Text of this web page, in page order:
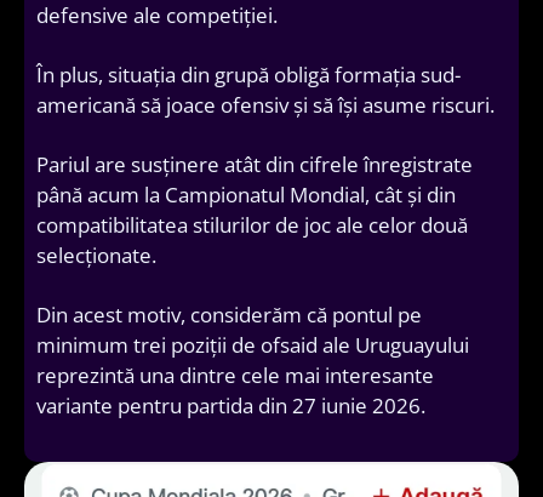
defensive ale competiției.
În plus, situația din grupă obligă formația sud-
americană să joace ofensiv și să își asume riscuri.
Pariul are susținere atât din cifrele înregistrate
până acum la Campionatul Mondial, cât și din
compatibilitatea stilurilor de joc ale celor două
selecționate.
Din acest motiv, considerăm că pontul pe
minimum trei poziții de ofsaid ale Uruguayului
reprezintă una dintre cele mai interesante
variante pentru partida din 27 iunie 2026.